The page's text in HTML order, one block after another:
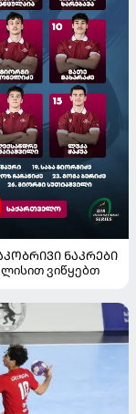
ᲜᲐᲙᲠᲔᲑᲘ
ვიწყებთ